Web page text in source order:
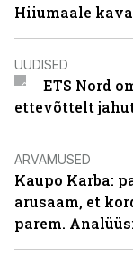
Hiiumaale
UUDISED
ETS Nord
ettevõttelt
ARVAMUSED
Kaupo Karba:
arusaam, et
parem.